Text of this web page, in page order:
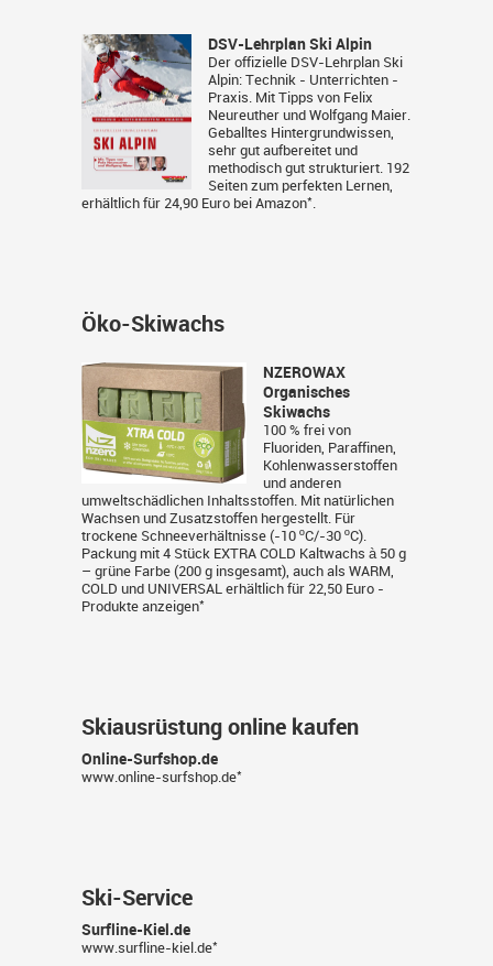
DSV-Lehrplan Ski Alpin
Der offizielle DSV-Lehrplan Ski
Alpin: Technik - Unterrichten -
Praxis. Mit Tipps von Felix
Neureuther und Wolfgang Maier.
Geballtes Hintergrundwissen,
sehr gut aufbereitet und
methodisch gut strukturiert. 192
Seiten zum perfekten Lernen,
erhältlich für 24,90 Euro bei Amazon*
Öko-Skiwachs
NZEROWAX
Organisches
Skiwachs
100 % frei von
Fluoriden, Paraffinen,
Kohlenwasserstoffen
und anderen
umweltschädlichen Inhaltsstoffen. Mit natürlichen
Wachsen und Zusatzstoffen hergestellt. Für
trockene Schneeverhältnisse (-10 ºC/-30 ºC).
Packung mit 4 Stück EXTRA COLD Kaltwachs à 50 g
– grüne Farbe (200 g insgesamt), auch als WARM,
COLD und UNIVERSAL erhältlich für 22,50 Euro -
Produkte anzeigen*
Skiausrüstung online kaufen
Online-Surfshop.de
www.online-surfshop.de*
Ski-Service
Surfline-Kiel.de
www.surfline-kiel.de*